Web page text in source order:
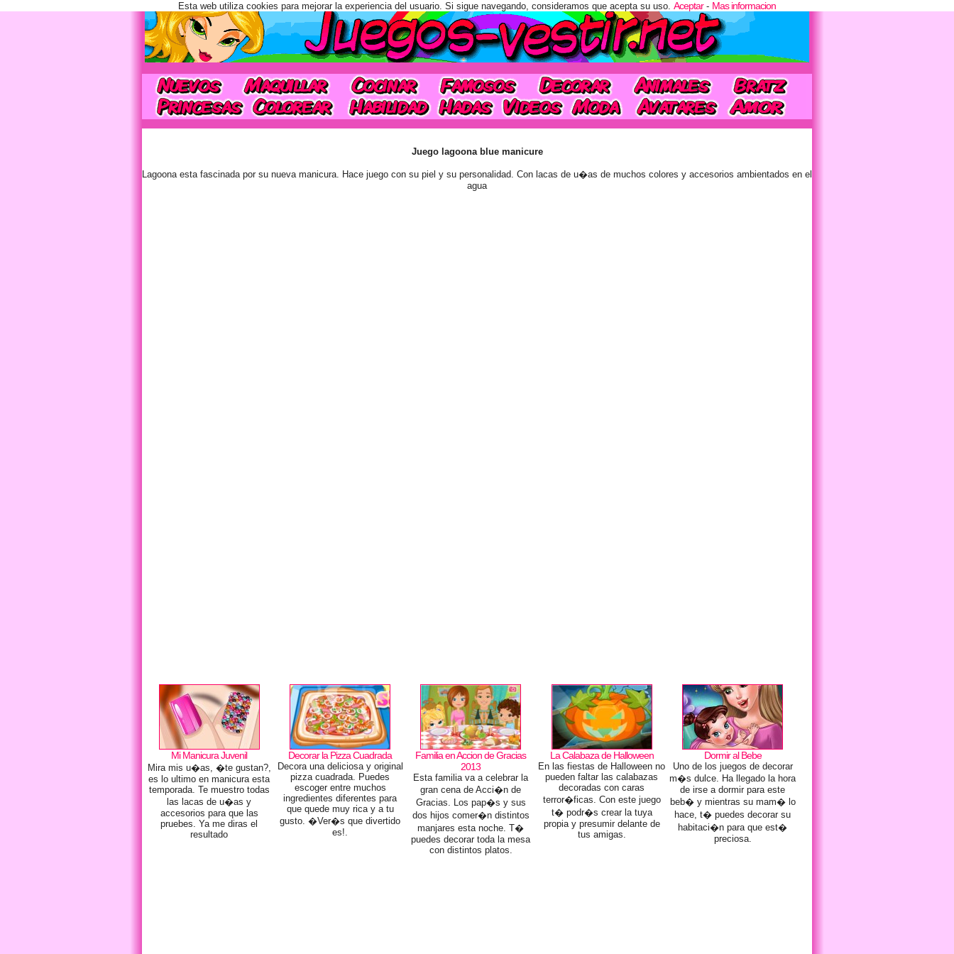
Juego lagoona blue manicure
Lagoona esta fascinada por su nueva manicura. Hace juego con su piel y su personalidad. Con lacas de u�as de muchos colores y accesorios ambientados en el
agua
Mi Manicura Juvenil
Mira mis u�as, �te gustan?,
es lo ultimo en manicura esta
temporada. Te muestro todas
las lacas de u�as y
accesorios para que las
pruebes. Ya me diras el
resultado
Decorar la Pizza Cuadrada
Decora una deliciosa y original
pizza cuadrada. Puedes
escoger entre muchos
ingredientes diferentes para
que quede muy rica y a tu
gusto. �Ver�s que divertido
es!.
Familia en Accion de Gracias
2013
Esta familia va a celebrar la
gran cena de Acci�n de
Gracias. Los pap�s y sus
dos hijos comer�n distintos
manjares esta noche. T�
puedes decorar toda la mesa
con distintos platos.
La Calabaza de Halloween
En las fiestas de Halloween no
pueden faltar las calabazas
decoradas con caras
terror�ficas. Con este juego
t� podr�s crear la tuya
propia y presumir delante de
tus amigas.
Dormir al Bebe
Uno de los juegos de decorar
m�s dulce. Ha llegado la hora
de irse a dormir para este
beb� y mientras su mam� lo
hace, t� puedes decorar su
habitaci�n para que est�
preciosa.
Esta web utiliza cookies para mejorar la experiencia del usuario. Si sigue navegando, consideramos que acepta su uso. Aceptar- Mas informacion